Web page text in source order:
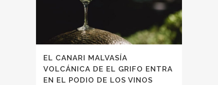
EL CANARI MALVASÍA
VOLCÁNICA DE EL GRIFO ENTRA
EN EL PODIO DE LOS VINOS